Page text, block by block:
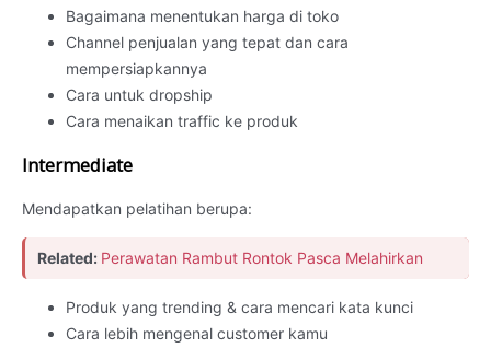
Bagaimana menentukan harga di toko
Channel penjualan yang tepat dan cara
mempersiapkannya
Cara untuk dropship
Cara menaikan traffic ke produk
Intermediate
Mendapatkan pelatihan berupa:
Related: Perawatan Rambut Rontok Pasca Melahirkan
Produk yang trending & cara mencari kata kunci
Cara lebih mengenal customer kamu